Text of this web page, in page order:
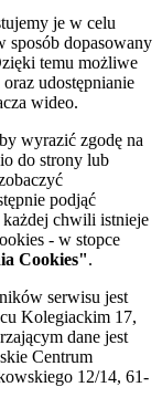
je w celu
sposób dopasowany
temu możliwe
udostępnianie
wideo.
wyrazić zgodę na
do strony lub
podjąć
każdej chwili istnieje
- w stopce
Cookies".
serwisu jest
Kolegiackim 17,
dane jest
Centrum
12/14, 61-